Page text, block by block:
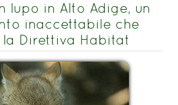
lupo in Alto Adige, un
inaccettabile che
Direttiva Habitat